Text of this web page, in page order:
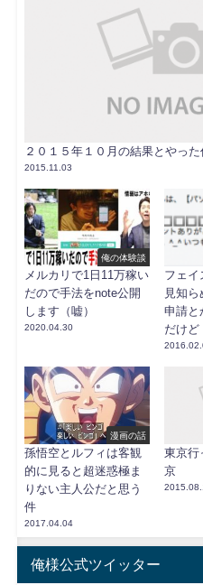
２０１５年１０月の結果とやった
2015.11.03
俺の体験談
メルカリで1日11万稼い
だので手法をnote公開
します（嘘）
2020.04.30
フェイ
見知ら
申請と
だけど
漫画の話
孫悟空とルフィは客観
的に見ると超迷惑極ま
りない主人公だと思う
件
2017.04.04
東京行
京
俺様公式ツイッター